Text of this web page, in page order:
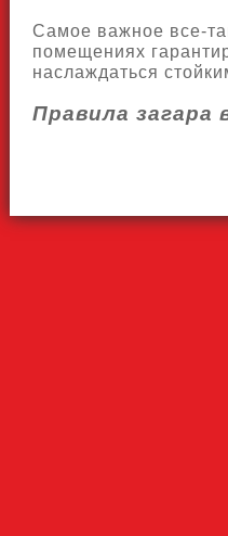
Самое важное все-
помещениях
наслаждаться
Правила загара